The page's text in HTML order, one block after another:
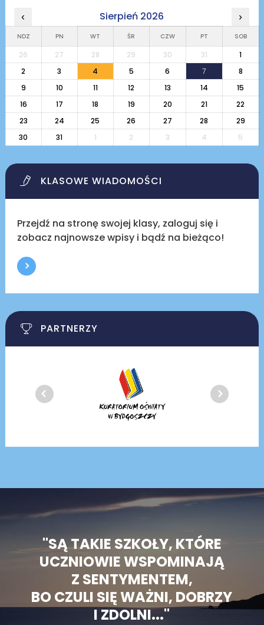
‹ Sierpień 2026 ›
NDZ PN WT ŚR CZW PT SOB
26 27 28 29 30 31
1
2
3 4 5 6 7
8
9
10 11 12 13 14
15
16
17 18 19 20 21
22
23
24 25 26 27 28
29
30
31 1 2 3 4 5
KLASOWE WIADOMOŚCI
Przejdź na stronę swojej klasy, zaloguj się i
zobacz najnowsze wpisy i bądź na bieżąco!
PARTNERZY
"SĄ TAKIE SZKOŁY, KTÓRE
UCZNIOWIE WSPOMINAJĄ
Z SENTYMENTEM,
BO CZULI SIĘ WAŻNI, DOBRZY
I ZDOLNI..."